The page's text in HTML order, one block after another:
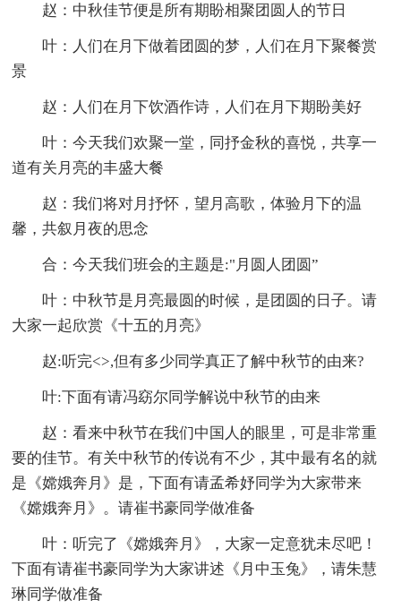
赵：中秋佳节便是所有期盼相聚团圆人的节日
叶：人们在月下做着团圆的梦，人们在月下聚餐赏
景
赵：人们在月下饮酒作诗，人们在月下期盼美好
叶：今天我们欢聚一堂，同抒金秋的喜悦，共享一
道有关月亮的丰盛大餐
赵：我们将对月抒怀，望月高歌，体验月下的温
馨，共叙月夜的思念
合：今天我们班会的主题是:"月圆人团圆”
叶：中秋节是月亮最圆的时候，是团圆的日子。请
大家一起欣赏《十五的月亮》
赵:听完<>,但有多少同学真正了解中秋节的由来?
叶:下面有请冯窈尔同学解说中秋节的由来
赵：看来中秋节在我们中国人的眼里，可是非常重
要的佳节。有关中秋节的传说有不少，其中最有名的就
是《嫦娥奔月》是，下面有请孟希妤同学为大家带来
《嫦娥奔月》。请崔书豪同学做准备
叶：听完了《嫦娥奔月》，大家一定意犹未尽吧！
下面有请崔书豪同学为大家讲述《月中玉兔》，请朱慧
琳同学做准备